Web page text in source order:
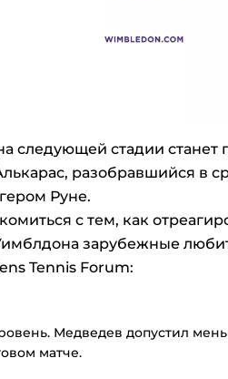
следующей стадии станет
разобравшийся в
Руне.
с тем, как
зарубежные
Tennis Forum:
Медведев допустил
матче.